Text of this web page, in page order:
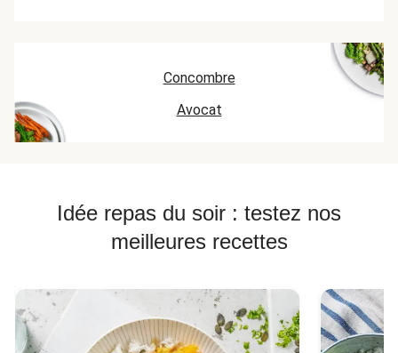
Concombre
Avocat
Idée repas du soir : testez nos
meilleures recettes